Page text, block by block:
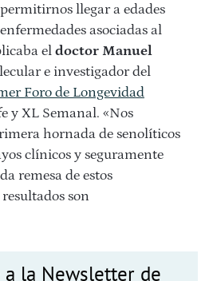
llegar a edades
asociadas al
el doctor Manuel
e investigador del
Foro de Longevidad
y XL Semanal. «Nos
hornada de senolíticos
clínicos y seguramente
remesa de estos
son
a la Newsletter de